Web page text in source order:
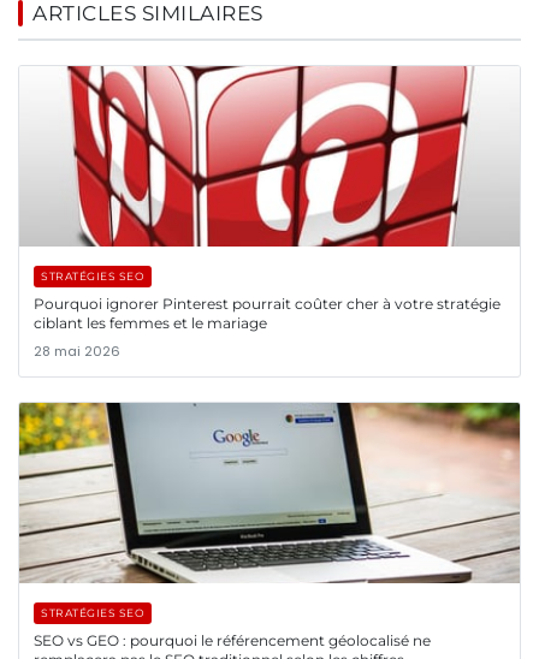
ARTICLES SIMILAIRES
STRATÉGIES SEO
Pourquoi ignorer Pinterest pourrait coûter cher à votre stratégie
ciblant les femmes et le mariage
28 mai 2026
STRATÉGIES SEO
SEO vs GEO : pourquoi le référencement géolocalisé ne